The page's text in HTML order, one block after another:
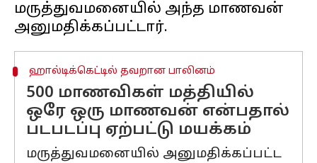
மருத்துவமனையில் அந்த மாணவன்
ஹால்டிக்கெட்டில் தவறான பாலினம்
500 மாணவிகள் மத்தியில்
ஒரே ஒரு மாணவன் என்பதால்
படபடப்பு ஏற்பட்டு மயக்கம்
மருத்துவமனையில் அனுமதிக்கப்பட்ட